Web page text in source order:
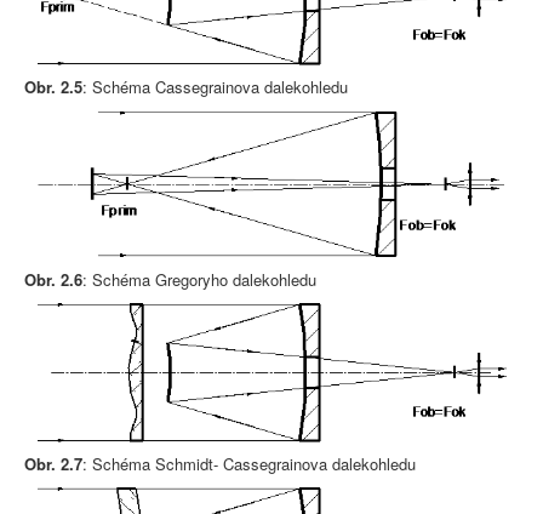
Obr. 2.5: Schéma Cassegrainova dalekohledu
Obr. 2.6: Schéma Gregoryho dalekohledu
Obr. 2.7: Schéma Schmidt- Cassegrainova dalekohledu